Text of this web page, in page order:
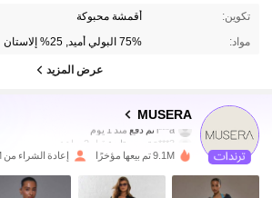
تكوين: أقمشة محبوكة
مواد: 75% البولي أميد, 25% إلاستان
عرض المزيد
MUSERA
4.85
l***aتم دفع
c***3تمت متابعة قبل 2 ساعة
4.3M متابعون
9.1M تم بيعها مؤخرًا إعادة الشراء من 4.5M